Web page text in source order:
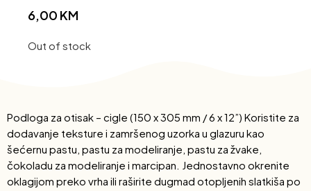
6,00 KM
Out of stock
Podloga za otisak – cigle (150 x 305 mm / 6 x 12”) Koristite za
dodavanje teksture i zamršenog uzorka u glazuru kao
šećernu pastu, pastu za modeliranje, pastu za žvake,
čokoladu za modeliranje i marcipan. Jednostavno okrenite
oklagijom preko vrha ili raširite dugmad otopljenih slatkiša po